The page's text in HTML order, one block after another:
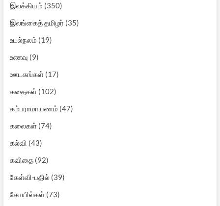
இலக்கியம் (350)
இலங்கைத் தமிழர் (35)
உடல்நலம் (19)
உணவு (9)
ஊடகங்கள்(17)
கதைகள்(102)
கம்பராமாயணம் (47)
கலைகள்(74)
கல்வி (43)
கவிதை(92)
கேள்வி-பதில்(39)
கோயில்கள்(73)